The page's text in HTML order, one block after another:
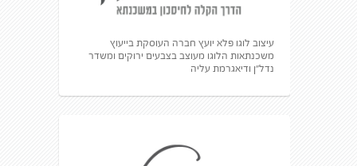
עיצוב לוגו פלא יועץ חברה העוסקת בייעוץ
משכנתאות הלוגו מעוצב בצבעים ירוקים ומשדר
נדל״ן ודיאגרמת עליה